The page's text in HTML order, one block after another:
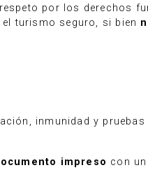
por los derechos
turismo seguro, si bien
inmunidad y pruebas
impreso con